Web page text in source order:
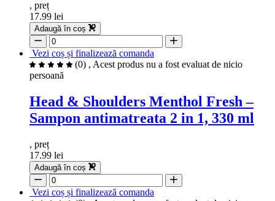
, preț
17.99 lei
Adaugă în coș
Vezi coș și finalizează comanda
(0) , Acest produs nu a fost evaluat de nicio
persoană
Head & Shoulders Menthol Fresh –
Sampon antimatreata 2 in 1, 330 ml
, preț
17.99 lei
Adaugă în coș
Vezi coș și finalizează comanda